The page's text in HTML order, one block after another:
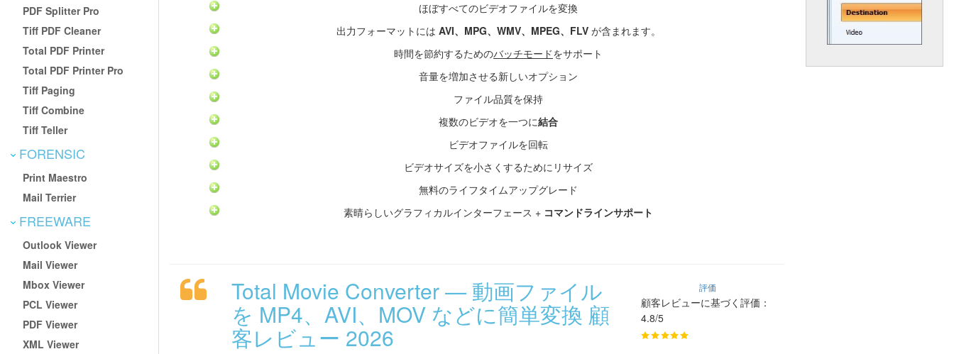
PDF Splitter Pro
Tiff PDF Cleaner
Total PDF Printer
Total PDF Printer Pro
Tiff Paging
Tiff Combine
Tiff Teller
FORENSIC
Print Maestro
Mail Terrier
FREEWARE
Outlook Viewer
Mail Viewer
Mbox Viewer
PCL Viewer
PDF Viewer
XML Viewer
ほぼすべてのビデオファイルを変換
出力フォーマットには AVI、MPG、WMV、MPEG、FLVが含まれます。
時間を節約するためのバッチモードをサポート
音量を増加させる新しいオプション
ファイル品質を保持
複数のビデオを一つに結合
ビデオファイルを回転
ビデオサイズを小さくするためにリサイズ
無料のライフタイムアップグレード
素晴らしいグラフィカルインターフェース + コマンドラインサポート
Total Movie Converter — 動画ファイル
を MP4、AVI、MOV などに簡単変換 顧
客レビュー 2026
評価
顧客レビューに基づく評価：
4.8/5